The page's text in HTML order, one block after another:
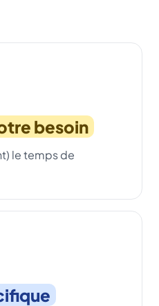
besoin
le temps de